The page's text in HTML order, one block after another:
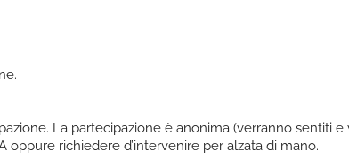
La partecipazione è anonima (verranno sentiti e
richiedere d’intervenire per alzata di mano.